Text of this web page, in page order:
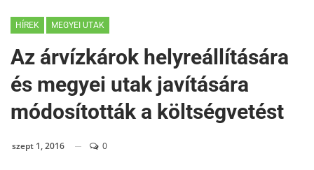
HÍREK MEGYEI UTAK
Az árvízkárok helyreállítására
és megyei utak javítására
módosították a költségvetést
szept 1, 2016 0